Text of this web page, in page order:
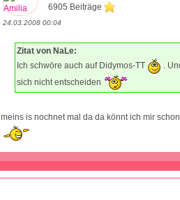
6905 Beiträge
24.03.2008 00:04
Zitat von NaLe:
Ich schwöre auch auf Didymos-TT
.
sich nicht entscheiden
meins is nochnet mal da da könnt ich mir